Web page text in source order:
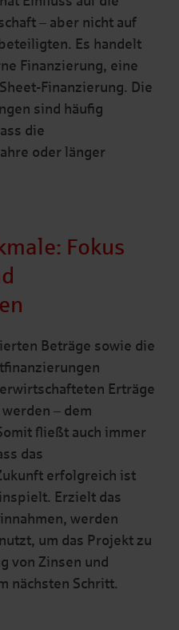
– aber nicht auf
Es handelt
Finanzierung, eine
Finanzierung. Die
sind häufig
die
oder länger
Fokus
Beträge sowie die
Erträge
– dem
fließt auch immer
das
erfolgreich ist
Erzielt das
werden
um das Projekt zu
von Zinsen und
nächsten Schritt.